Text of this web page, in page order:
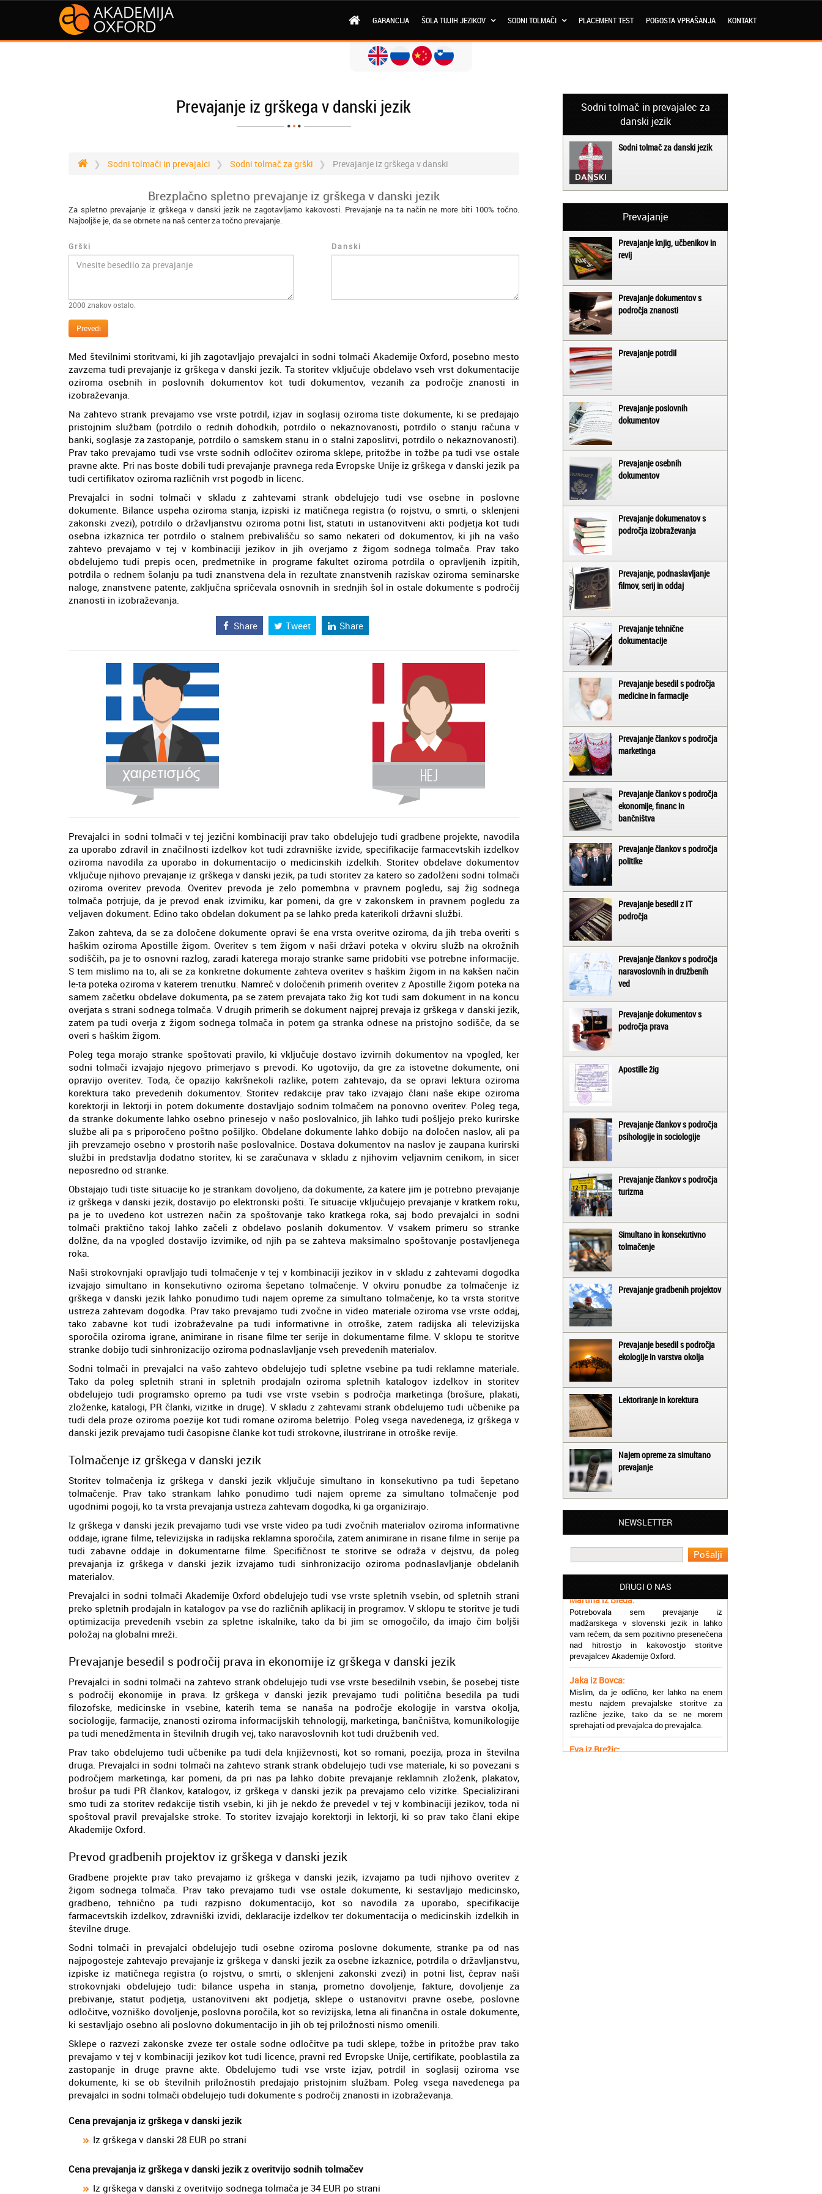
GARANCIJA ŠOLA TUJIH JEZIKOV SODNI TOLMAČI PLACEMENT TEST POGOSTA VPRAŠANJA KONTAKT
Prevajanje iz grškega v danski jezik
Sodni tolmači in prevajalci Sodni tolmač za grški Prevajanje iz grškega v danski
Brezplačno spletno prevajanje iz grškega v danski jezik
Za spletno prevajanje iz grškega v danski jezik ne zagotavljamo kakovosti. Prevajanje na ta način ne more biti 100% točno.
Najboljše je, da se obrnete na naš center za točno prevajanje.
Grški
2000 znakov ostalo.
Danski
Prevedi
Med številnimi storitvami, ki jih zagotavljajo prevajalci in sodni tolmači Akademije Oxford, posebno mesto
zavzema tudi prevajanje iz grškega v danski jezik. Ta storitev vključuje obdelavo vseh vrst dokumentacije
oziroma osebnih in poslovnih dokumentov kot tudi dokumentov, vezanih za področje znanosti in
izobraževanja.
Na zahtevo strank prevajamo vse vrste potrdil, izjav in soglasij oziroma tiste dokumente, ki se predajajo
pristojnim službam (potrdilo o rednih dohodkih, potrdilo o nekaznovanosti, potrdilo o stanju računa v
banki, soglasje za zastopanje, potrdilo o samskem stanu in o stalni zaposlitvi, potrdilo o nekaznovanosti).
Prav tako prevajamo tudi vse vrste sodnih odločitev oziroma sklepe, pritožbe in tožbe pa tudi vse ostale
pravne akte. Pri nas boste dobili tudi prevajanje pravnega reda Evropske Unije iz grškega v danski jezik pa
tudi certifikatov oziroma različnih vrst pogodb in licenc.
Prevajalci in sodni tolmači v skladu z zahtevami strank obdelujejo tudi vse osebne in poslovne
dokumente. Bilance uspeha oziroma stanja, izpiski iz matičnega registra (o rojstvu, o smrti, o sklenjeni
zakonski zvezi), potrdilo o državljanstvu oziroma potni list, statuti in ustanovitveni akti podjetja kot tudi
osebna izkaznica ter potrdilo o stalnem prebivališču so samo nekateri od dokumentov, ki jih na vašo
zahtevo prevajamo v tej v kombinaciji jezikov in jih overjamo z žigom sodnega tolmača. Prav tako
obdelujemo tudi prepis ocen, predmetnike in programe fakultet oziroma potrdila o opravljenih izpitih,
potrdila o rednem šolanju pa tudi znanstvena dela in rezultate znanstvenih raziskav oziroma seminarske
naloge, znanstvene patente, zaključna spričevala osnovnih in srednjih šol in ostale dokumente s področij
znanosti in izobraževanja.
Share Tweet Share
Prevajalci in sodni tolmači v tej jezični kombinaciji prav tako obdelujejo tudi gradbene projekte, navodila
za uporabo zdravil in značilnosti izdelkov kot tudi zdravniške izvide, specifikacije farmacevtskih izdelkov
oziroma navodila za uporabo in dokumentacijo o medicinskih izdelkih. Storitev obdelave dokumentov
vključuje njihovo prevajanje iz grškega v danski jezik, pa tudi storitev za katero so zadolženi sodni tolmači
oziroma overitev prevoda. Overitev prevoda je zelo pomembna v pravnem pogledu, saj žig sodnega
tolmača potrjuje, da je prevod enak izvirniku, kar pomeni, da gre v zakonskem in pravnem pogledu za
veljaven dokument. Edino tako obdelan dokument pa se lahko preda katerikoli državni službi.
Zakon zahteva, da se za določene dokumente opravi še ena vrsta overitve oziroma, da jih treba overiti s
haškim oziroma Apostille žigom. Overitev s tem žigom v naši državi poteka v okviru služb na okrožnih
sodiščih, pa je to osnovni razlog, zaradi katerega morajo stranke same pridobiti vse potrebne informacije.
S tem mislimo na to, ali se za konkretne dokumente zahteva overitev s haškim žigom in na kakšen način
le-ta poteka oziroma v katerem trenutku. Namreč v določenih primerih overitev z Apostille žigom poteka na
samem začetku obdelave dokumenta, pa se zatem prevajata tako žig kot tudi sam dokument in na koncu
overjata s strani sodnega tolmača. V drugih primerih se dokument najprej prevaja iz grškega v danski jezik,
zatem pa tudi overja z žigom sodnega tolmača in potem ga stranka odnese na pristojno sodišče, da se
overi s haškim žigom.
Poleg tega morajo stranke spoštovati pravilo, ki vključuje dostavo izvirnih dokumentov na vpogled, ker
sodni tolmači izvajajo njegovo primerjavo s prevodi. Ko ugotovijo, da gre za istovetne dokumente, oni
opravijo overitev. Toda, če opazijo kakršnekoli razlike, potem zahtevajo, da se opravi lektura oziroma
korektura tako prevedenih dokumentov. Storitev redakcije prav tako izvajajo člani naše ekipe oziroma
korektorji in lektorji in potem dokumente dostavljajo sodnim tolmačem na ponovno overitev. Poleg tega,
da stranke dokumente lahko osebno prinesejo v našo poslovalnico, jih lahko tudi pošljejo preko kurirske
službe ali pa s priporočeno poštno pošiljko. Obdelane dokumente lahko dobijo na določen naslov, ali pa
jih prevzamejo osebno v prostorih naše poslovalnice. Dostava dokumentov na naslov je zaupana kurirski
službi in predstavlja dodatno storitev, ki se zaračunava v skladu z njihovim veljavnim cenikom, in sicer
neposredno od stranke.
Obstajajo tudi tiste situacije ko je strankam dovoljeno, da dokumente, za katere jim je potrebno prevajanje
iz grškega v danski jezik, dostavijo po elektronski pošti. Te situacije vključujejo prevajanje v kratkem roku,
pa je to uvedeno kot ustrezen način za spoštovanje tako kratkega roka, saj bodo prevajalci in sodni
tolmači praktično takoj lahko začeli z obdelavo poslanih dokumentov. V vsakem primeru so stranke
dolžne, da na vpogled dostavijo izvirnike, od njih pa se zahteva maksimalno spoštovanje postavljenega
roka.
Naši strokovnjaki opravljajo tudi tolmačenje v tej v kombinaciji jezikov in v skladu z zahtevami dogodka
izvajajo simultano in konsekutivno oziroma šepetano tolmačenje. V okviru ponudbe za tolmačenje iz
grškega v danski jezik lahko ponudimo tudi najem opreme za simultano tolmačenje, ko ta vrsta storitve
ustreza zahtevam dogodka. Prav tako prevajamo tudi zvočne in video materiale oziroma vse vrste oddaj,
tako zabavne kot tudi izobraževalne pa tudi informativne in otroške, zatem radijska ali televizijska
sporočila oziroma igrane, animirane in risane filme ter serije in dokumentarne filme. V sklopu te storitve
stranke dobijo tudi sinhronizacijo oziroma podnaslavljanje vseh prevedenih materialov.
Sodni tolmači in prevajalci na vašo zahtevo obdelujejo tudi spletne vsebine pa tudi reklamne materiale.
Tako da poleg spletnih strani in spletnih prodajaln oziroma spletnih katalogov izdelkov in storitev
obdelujejo tudi programsko opremo pa tudi vse vrste vsebin s področja marketinga (brošure, plakati,
zloženke, katalogi, PR članki, vizitke in druge). V skladu z zahtevami strank obdelujemo tudi učbenike pa
tudi dela proze oziroma poezije kot tudi romane oziroma beletrijo. Poleg vsega navedenega, iz grškega v
danski jezik prevajamo tudi časopisne članke kot tudi strokovne, ilustrirane in otroške revije.
Tolmačenje iz grškega v danski jezik
Storitev tolmačenja iz grškega v danski jezik vključuje simultano in konsekutivno pa tudi šepetano
tolmačenje. Prav tako strankam lahko ponudimo tudi najem opreme za simultano tolmačenje pod
ugodnimi pogoji, ko ta vrsta prevajanja ustreza zahtevam dogodka, ki ga organizirajo.
Iz grškega v danski jezik prevajamo tudi vse vrste video pa tudi zvočnih materialov oziroma informativne
oddaje, igrane filme, televizijska in radijska reklamna sporočila, zatem animirane in risane filme in serije pa
tudi zabavne oddaje in dokumentarne filme. Specifičnost te storitve se odraža v dejstvu, da poleg
prevajanja iz grškega v danski jezik izvajamo tudi sinhronizacijo oziroma podnaslavljanje obdelanih
materialov.
Prevajalci in sodni tolmači Akademije Oxford obdelujejo tudi vse vrste spletnih vsebin, od spletnih strani
preko spletnih prodajaln in katalogov pa vse do različnih aplikacij in programov. V sklopu te storitve je tudi
optimizacija prevedenih vsebin za spletne iskalnike, tako da bi jim se omogočilo, da imajo čim boljši
položaj na globalni mreži.
Prevajanje besedil s področij prava in ekonomije iz grškega v danski jezik
Prevajalci in sodni tolmači na zahtevo strank obdelujejo tudi vse vrste besedilnih vsebin, še posebej tiste
s področij ekonomije in prava. Iz grškega v danski jezik prevajamo tudi politična besedila pa tudi
filozofske, medicinske in vsebine, katerih tema se nanaša na področje ekologije in varstva okolja,
sociologije, farmacije, znanosti oziroma informacijskih tehnologij, marketinga, bančništva, komunikologije
pa tudi menedžmenta in številnih drugih vej, tako naravoslovnih kot tudi družbenih ved.
Prav tako obdelujemo tudi učbenike pa tudi dela književnosti, kot so romani, poezija, proza in številna
druga. Prevajalci in sodni tolmači na zahtevo strank strank obdelujejo tudi vse materiale, ki so povezani s
področjem marketinga, kar pomeni, da pri nas pa lahko dobite prevajanje reklamnih zloženk, plakatov,
brošur pa tudi PR člankov, katalogov, iz grškega v danski jezik pa prevajamo celo vizitke. Specializirani
smo tudi za storitev redakcije tistih vsebin, ki jih je nekdo že prevedel v tej v kombinaciji jezikov, toda ni
spoštoval pravil prevajalske stroke. To storitev izvajajo korektorji in lektorji, ki so prav tako člani ekipe
Akademije Oxford.
Prevod gradbenih projektov iz grškega v danski jezik
Gradbene projekte prav tako prevajamo iz grškega v danski jezik, izvajamo pa tudi njihovo overitev z
žigom sodnega tolmača. Prav tako prevajamo tudi vse ostale dokumente, ki sestavljajo medicinsko,
gradbeno, tehnično pa tudi razpisno dokumentacijo, kot so navodila za uporabo, specifikacije
farmacevtskih izdelkov, zdravniški izvidi, deklaracije izdelkov ter dokumentacija o medicinskih izdelkih in
številne druge.
Sodni tolmači in prevajalci obdelujejo tudi osebne oziroma poslovne dokumente, stranke pa od nas
najpogosteje zahtevajo prevajanje iz grškega v danski jezik za osebne izkaznice, potrdila o državljanstvu,
izpiske iz matičnega registra (o rojstvu, o smrti, o sklenjeni zakonski zvezi) in potni list, čeprav naši
strokovnjaki obdelujejo tudi: bilance uspeha in stanja, prometno dovoljenje, fakture, dovoljenje za
prebivanje, statut podjetja, ustanovitveni akt podjetja, sklepe o ustanovitvi pravne osebe, poslovne
odločitve, vozniško dovoljenje, poslovna poročila, kot so revizijska, letna ali finančna in ostale dokumente,
ki sestavljajo osebno ali poslovno dokumentacijo in jih ob tej priložnosti nismo omenili.
Sklepe o razvezi zakonske zveze ter ostale sodne odločitve pa tudi sklepe, tožbe in pritožbe prav tako
prevajamo v tej v kombinaciji jezikov kot tudi licence, pravni red Evropske Unije, certifikate, pooblastila za
zastopanje in druge pravne akte. Obdelujemo tudi vse vrste izjav, potrdil in soglasij oziroma vse
dokumente, ki se ob številnih priložnostih predajajo pristojnim službam. Poleg vsega navedenega pa
prevajalci in sodni tolmači obdelujejo tudi dokumente s področij znanosti in izobraževanja.
Cena prevajanja iz grškega v danski jezik
Iz grškega v danski 28 EUR po strani
Cena prevajanja iz grškega v danski jezik z overitvijo sodnih tolmačev
Iz grškega v danski z overitvijo sodnega tolmača je 34 EUR po strani
Sodni tolmač in prevajalec za
danski jezik
Sodni tolmač za danski jezik
Prevajanje
Prevajanje knjig, učbenikov in
revij
Prevajanje dokumentov s
področja znanosti
Prevajanje potrdil
Prevajanje poslovnih
dokumentov
Prevajanje osebnih
dokumentov
Prevajanje dokumenatov s
področja izobraževanja
Prevajanje, podnaslavljanje
filmov, serij in oddaj
Prevajanje tehnične
dokumentacije
Prevajanje besedil s področja
medicine in farmacije
Prevajanje člankov s področja
marketinga
Prevajanje člankov s področja
ekonomije, financ in
bančništva
Prevajanje člankov s področja
politike
Prevajanje besedil z IT
področja
Prevajanje člankov s področja
naravoslovnih in družbenih
ved
Prevajanje dokumentov s
področja prava
Apostille žig
Prevajanje člankov s področja
psihologije in sociologije
Prevajanje člankov s področja
turizma
Simultano in konsekutivno
tolmačenje
Prevajanje gradbenih projektov
Prevajanje besedil s področja
ekologije in varstva okolja
Lektoriranje in korektura
Najem opreme za simultano
prevajanje
NEWSLETTER
DRUGI O NAS
Matjaž iz Ajdovščine:
Lahko pohvalim vse zaposlene v Akademiji
Oxford, ker so resnično profesionalni in
prevajalske storitve opravljajo hitro in
Martina iz Bleda:
Potrebovala sem prevajanje iz
madžarskega v slovenski jezik in lahko
vam rečem, da sem pozitivno presenečena
nad hitrostjo in kakovostjo storitve
prevajalcev Akademije Oxford.
Jaka iz Bovca:
mestu najdem prevajalske storitve za
različne jezike, tako da se ne morem
sprehajati od prevajalca do prevajalca.
Eva iz Brežic:
jezik, na spletu sem našla Oxford, jih